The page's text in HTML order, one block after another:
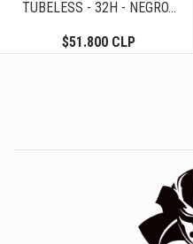
TUBELESS - 32H - NEGRO...
$51.800 CLP